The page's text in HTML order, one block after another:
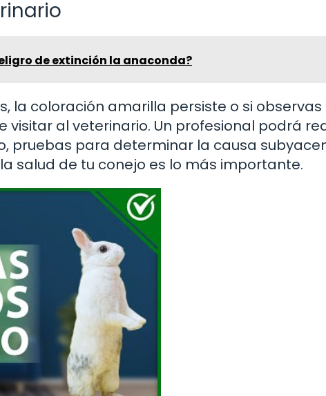
de extinción la anaconda?
la coloración amarilla persiste o si
al veterinario. Un profesional podrá
pruebas para determinar la causa
salud de tu conejo es lo más importante.